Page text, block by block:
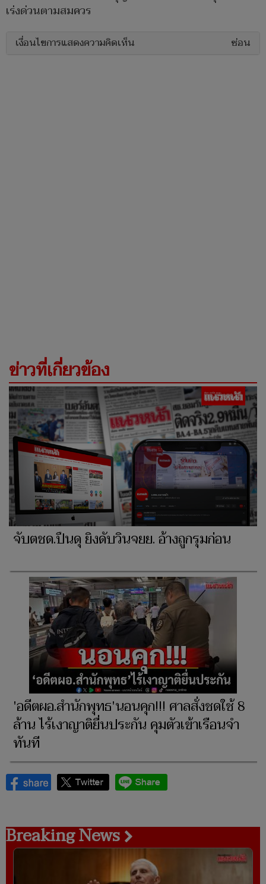
เร่งด่วนตามสมควร
เงื่อนไขการแสดงความคิดเห็น ซ่อน
ข่าวที่เกี่ยวข้อง
จับตชด.ปืนดุ ยิงดับวินจยย. อ้างถูกรุมก่อน
'อดีตผอ.สำนักพุทธ'นอนคุก!!! ศาลสั่งชดใช้ 8
ล้าน ไร้เงาญาติยื่นประกัน คุมตัวเข้าเรือนจำ
ทันที
Breaking News